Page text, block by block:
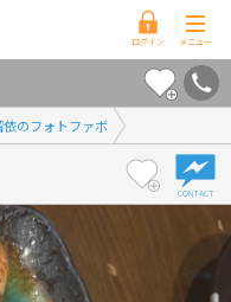
依のフォトファボ